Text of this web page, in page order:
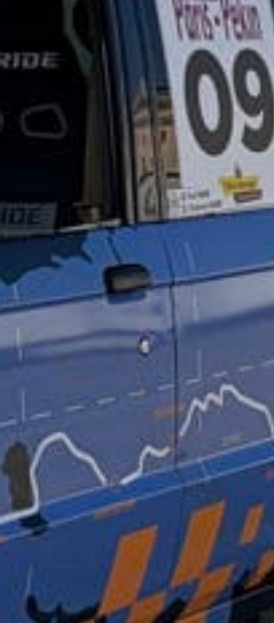
ACHAT, VENTE & RÉPARATIONS
TOUTES MARQUES
Votre concessionnaire Hyundai à
Villars-Ste-Croix
Nous sommes spécialisés dans la
restauration de voitures anciennes et de
compétition